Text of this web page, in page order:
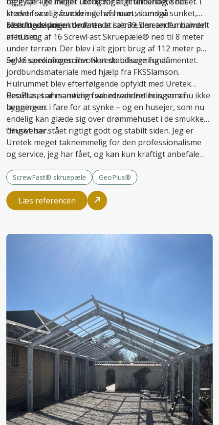
kræver særlig fundering, hvis man vil undgå
sætningsskader.
stedet for at hæve den del af huset, som var sunket,
besluttede projektlederen at sænke den anden halvdel
af huset.
Efterfunderingen omfattede i alt 39,5 meter fundament
med brug af 16 ScrewFast Skruepæle® ned til 8 meter
under terræn. Der blev i alt gjort brug af 112 meter pæl
og 16 specialkonsoller til atstabilisere fundamentet.
Selve sænkningen involverede udsugning af
jordbundsmateriale med hjælp fra FKSSlamson.
Hulrummet blev efterfølgende opfyldt med Uretek
GeoPlus, som samtidig forbedrede isoleringen af
bygningen.
Resultatet af manøvren var et vandret hus, som nu ikke
længere er i fare for at synke – og en husejer, som nu
endelig kan glæde sig over drømmehuset i de smukke
omgivelser.
”Huset har stået rigtigt godt og stabilt siden. Jeg er
Uretek meget taknemmelig for den professionalisme
og service, jeg har fået, og kan kun kraftigt anbefale
ScrewFast® skruepæle GeoPlus®
Læs referencen